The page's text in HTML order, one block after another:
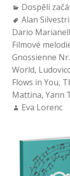
Dospělí
Alan Silvestri
Dario
Filmové
Gnossienne
World,
Flows in You,
Mattina, Yann
Eva Lorenc